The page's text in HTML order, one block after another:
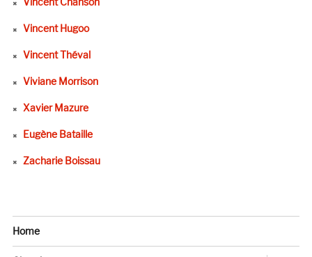
Vincent Hugoo
Vincent Théval
Viviane Morrison
Xavier Mazure
Eugène Bataille
Zacharie Boissau
Home